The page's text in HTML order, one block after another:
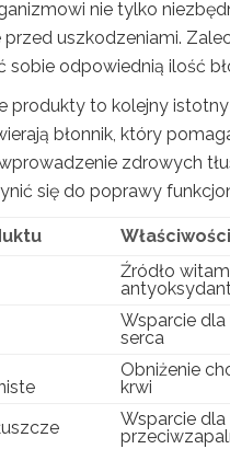
nie tylko
przed uszkodzeniami.
sobie odpowiednią ilość
produkty to kolejny
błonnik, który
zdrowych
się do poprawy
Źródło
Wsparcie
serca
Obniżenie
krwi
Wsparcie dla